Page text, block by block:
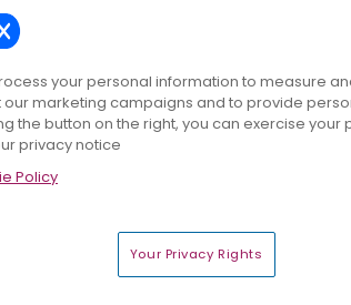
your personal information to measure
our marketing campaigns and to provide
the button on the right, you can exercise your
privacy notice
Policy
Your Privacy Rights